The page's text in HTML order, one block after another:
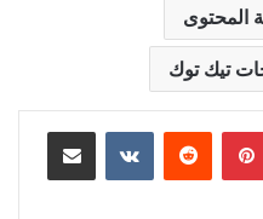
المحتوى
تيك توك
بينتيريست مشاركة عبر البريد